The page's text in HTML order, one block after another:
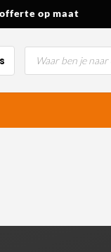
op maat
Producten
zoeken